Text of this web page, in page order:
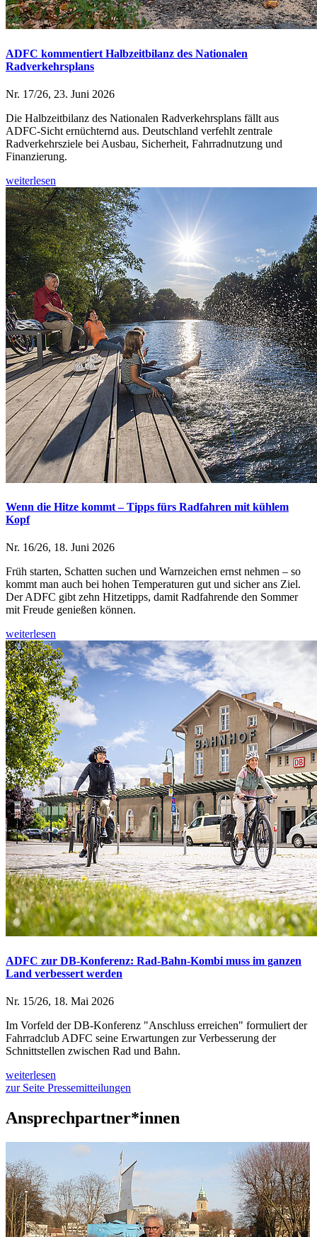
ADFC kommentiert Halbzeitbilanz des Nationalen
Radverkehrsplans
Nr. 17/26, 23. Juni 2026
Die Halbzeitbilanz des Nationalen Radverkehrsplans fällt aus
ADFC-Sicht ernüchternd aus. Deutschland verfehlt zentrale
Radverkehrsziele bei Ausbau, Sicherheit, Fahrradnutzung und
Finanzierung.
weiterlesen
Wenn die Hitze kommt – Tipps fürs Radfahren mit kühlem
Kopf
Nr. 16/26, 18. Juni 2026
Früh starten, Schatten suchen und Warnzeichen ernst nehmen – so
kommt man auch bei hohen Temperaturen gut und sicher ans Ziel.
Der ADFC gibt zehn Hitzetipps, damit Radfahrende den Sommer
mit Freude genießen können.
weiterlesen
ADFC zur DB-Konferenz: Rad-Bahn-Kombi muss im ganzen
Land verbessert werden
Nr. 15/26, 18. Mai 2026
Im Vorfeld der DB-Konferenz "Anschluss erreichen" formuliert der
Fahrradclub ADFC seine Erwartungen zur Verbesserung der
Schnittstellen zwischen Rad und Bahn.
weiterlesen
zur Seite Pressemitteilungen
Ansprechpartner*innen